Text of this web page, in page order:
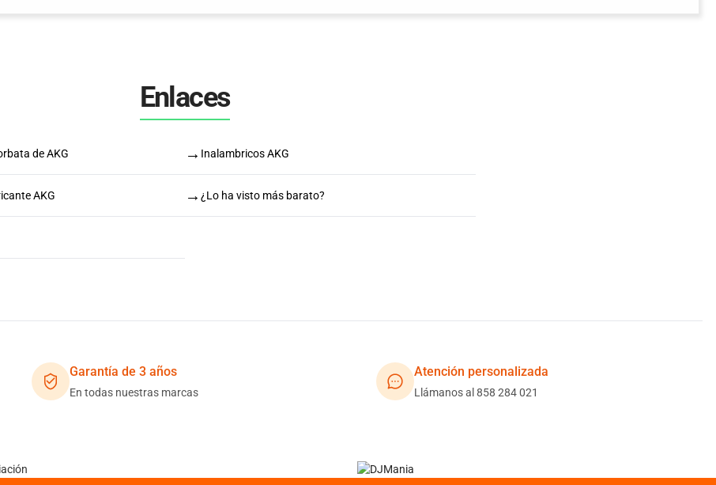
Enlaces
de AKG → Inalambricos AKG
AKG → ¿Lo ha visto más barato?
Garantía de 3 años
En todas nuestras marcas
Atención personalizada
Llámanos al 858 284 021